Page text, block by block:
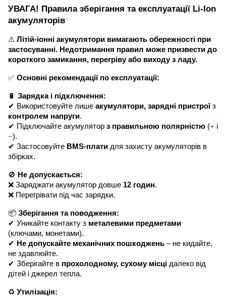
УВАГА! Правила зберігання та експлуатації Li-Ion
акумуляторів
⚠ Літій-іонні акумулятори вимагають обережності при
застосуванні. Недотримання правил може призвести до
короткого замикання, перегріву або виходу з ладу.
✅ Основні рекомендації по експлуатації:
🔋 Зарядка і підключення:
✔ Використовуйте лише акумулятори, зарядні пристроїз
контролем напруги.
✔ Підключайте акумулятор з правильною полярністю (+ і
−).
✔ Застосовуйте BMS-плати для захисту акумуляторів в
збірках.
🚫 Не допускається:
❌ Заряджати акумулятор довше 12 годин.
❌ Перегрівати під час зарядки.
📦 Зберігання та поводження:
✔ Уникайте контакту з металевими предметами
(ключами, монетами).
✔ Не допускайте механічних пошкоджень – не кидайте,
не здавлюйте.
✔ Зберігайте в прохолодному, сухому місці далеко від
дітей і джерел тепла.
♻ Утилізація: